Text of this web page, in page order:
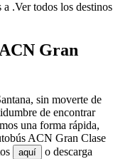
a .Ver todos los destinos
Gran
sin moverte de
de encontrar
una forma rápida,
ACN Gran Clase
aquí
o descarga